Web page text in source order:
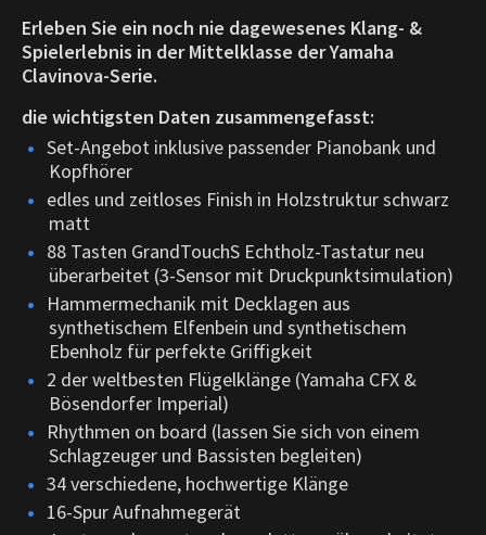
Erleben Sie ein noch nie dagewesenes Klang- &
Spielerlebnis in der Mittelklasse der Yamaha
Clavinova-Serie.
die wichtigsten Daten zusammengefasst:
Set-Angebot inklusive passender Pianobank und
Kopfhörer
edles und zeitloses Finish in Holzstruktur schwarz
matt
88 Tasten GrandTouchS Echtholz-Tastatur neu
überarbeitet (3-Sensor mit Druckpunktsimulation)
Hammermechanik mit Decklagen aus
synthetischem Elfenbein und synthetischem
Ebenholz für perfekte Griffigkeit
2 der weltbesten Flügelklänge (Yamaha CFX &
Bösendorfer Imperial)
Rhythmen on board (lassen Sie sich von einem
Schlagzeuger und Bassisten begleiten)
34 verschiedene, hochwertige Klänge
16-Spur Aufnahmegerät